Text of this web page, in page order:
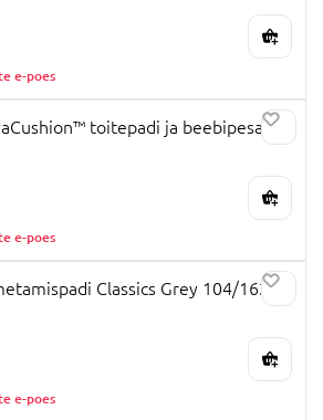
e-poes
toitepadi ja beebipesa
e-poes
Classics Grey 104/162
e-poes